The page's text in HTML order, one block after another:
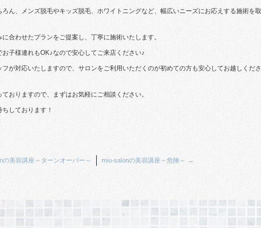
ん、メンズ脱毛やキッズ脱毛、ホワイトニングなど、幅広いニーズにお応えする施術を取
合わせたプランをご提案し、丁寧に施術いたします。
子様連れもOK♪なので安心してご来店ください♪
が対応いたしますので、サロンをご利用いただくのが初めての方も安心してお越しくださ
おりますので、まずはお気軽にご相談ください。
しております！
の美容講座～ターンオーバー～ miu-salonの美容講座～危険～ →